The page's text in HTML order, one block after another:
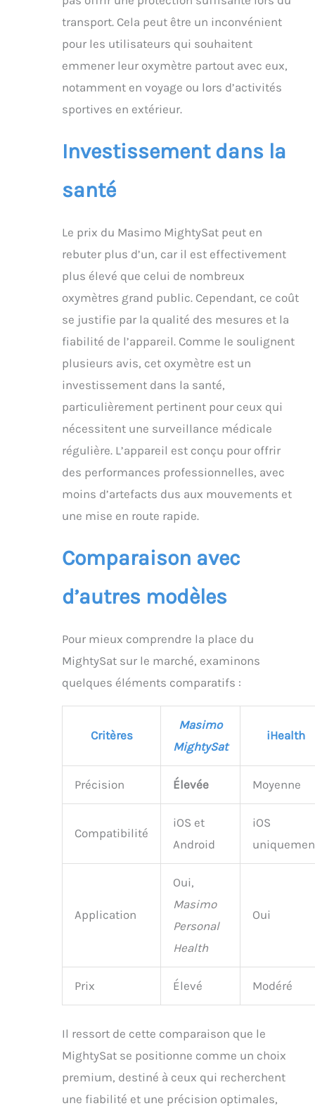
transport. Cela peut être un inconvénient
pour les utilisateurs qui souhaitent
emmener leur oxymètre partout avec eux,
notamment en voyage ou lors d’activités
sportives en extérieur.
Investissement dans la
santé
Le prix du Masimo MightySat peut en
rebuter plus d’un, car il est effectivement
plus élevé que celui de nombreux
oxymètres grand public. Cependant, ce coût
se justifie par la qualité des mesures et la
fiabilité de l’appareil. Comme le soulignent
plusieurs avis, cet oxymètre est un
investissement dans la santé,
particulièrement pertinent pour ceux qui
nécessitent une surveillance médicale
régulière. L’appareil est conçu pour offrir
des performances professionnelles, avec
moins d’artefacts dus aux mouvements et
une mise en route rapide.
Comparaison avec
d’autres modèles
Pour mieux comprendre la place du
MightySat sur le marché, examinons
quelques éléments comparatifs :
Critères
Masimo
MightySat
iHealth
Précision Élevée Moyenne
Compatibilité
iOS et
Android
iOS
Application
Oui,
Masimo
Personal
Health
Oui
Prix Élevé Modéré
Il ressort de cette comparaison que le
MightySat se positionne comme un choix
premium, destiné à ceux qui recherchent
une fiabilité et une précision optimales,